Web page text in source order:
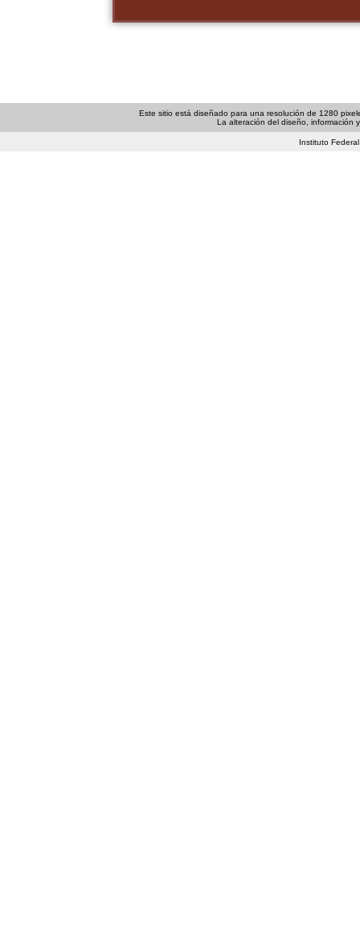
Este sitio está diseñado para una resolución de 1280
La alteración del diseño, información
Instituto